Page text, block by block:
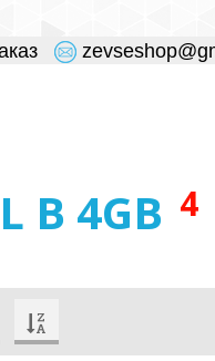
B 4GB 4